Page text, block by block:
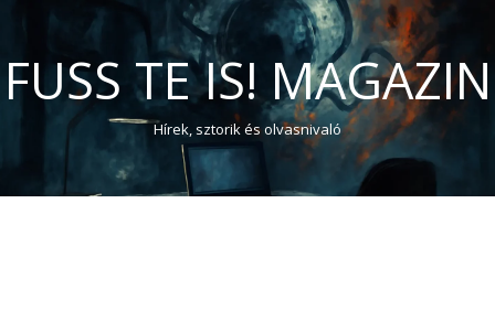
FUSS TE IS! MAGAZIN
Hírek, sztorik és olvasnivaló